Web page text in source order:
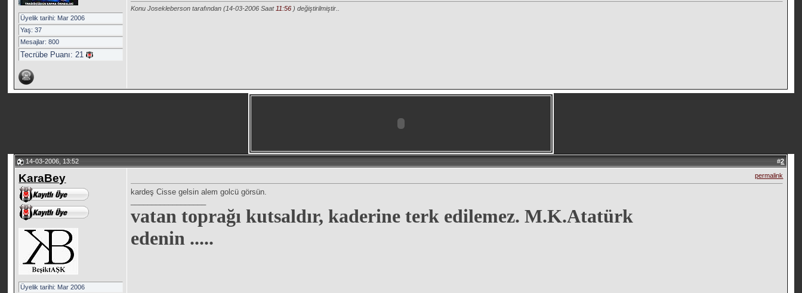
Üyelik tarihi: Mar 2006
Yaş: 37
Mesajlar: 800
Tecrübe Puanı:21
Konu Josekleberson tarafından (14-03-2006 Saat 11:56 ) değiştirilmiştir..
14-03-2006, 13:52 #2
KaraBey
Üyelik tarihi: Mar 2006
permalink
kardeş Cisse gelsin alem golcü görsün.
vatan toprağı kutsaldır, kaderine terk edilemez. M.K.Atatürk
edenin .....